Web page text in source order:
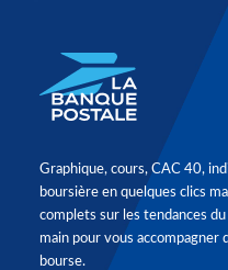
Graphique, cours, CAC 40,
boursière en quelques clics
complets sur les tendances
main pour vous accompagner
bourse.